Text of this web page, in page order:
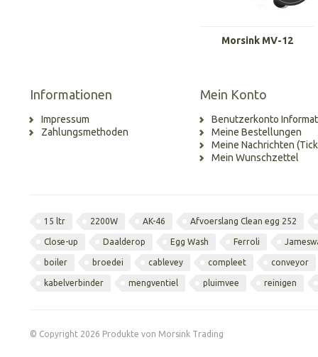
Morsink MV-12
Informationen
Impressum
Zahlungsmethoden
Mein Konto
Benutzerkonto
Meine Bestellungen
Meine Nachrichten
Mein Wunschzettel
15 ltr 2200W AK-46 Afvoerslang Clean egg 252
Close-up Daalderop Egg Wash Ferroli
boiler broedei cablevey compleet conveyor
kabelverbinder mengventiel pluimvee reinigen
© Copyright 2026 Produkte von Morsink Trading